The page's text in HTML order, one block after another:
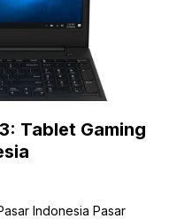
Tablet Gaming
Indonesia Pasar